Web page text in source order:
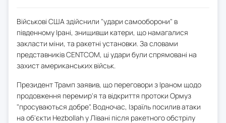
Військові США здійснили "удари самооборони" в
південному Ірані, знищивши катери, що намагалися
закласти міни, та ракетні установки. За словами
представників CENTCOM, ці удари були спрямовані на
захист американських військ.
Президент Трамп заявив, що переговори з Іраном щодо
продовження перемир'я та відкриття протоки Ормуз
"просуваються добре". Водночас, Ізраїль посилив атаки
на об'єкти Hezbollah у Лівані після ракетного обстрілу